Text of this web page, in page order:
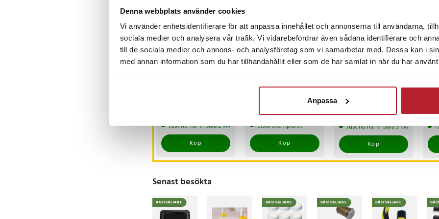
Denna webbplats använder cookies
Vi använder enhetsidentifierare för att anpassa innehållet och annonserna till användarna,
sociala medier och analysera vår trafik. Vi vidarebefordrar även sådana identifierare och
till de sociala medier och annons- och analysföretag som vi samarbetar med. Dessa kan i
med annan information som du har tillhandahållit eller som de har samlat in när du har
Anpassa
Just nu har vi bara 2 kvar av denna produkt
Köp
Korthållare
skydd Aluminium Pop-
up - Silver
Pris:139 kr
139 kr
Sista exemplaret
Köp
-47 %
Härdat privacy
Samsung Galaxy A26
5G med Anti-Spy filter
Nuvarande pris:
69 krTidigare pris:
129 kr
69 kr 129 kr
Just nu har vi bara 3 kvar av
Köp
I
Senast besökta
BÄSTSÄLJARE BÄSTSÄLJARE BÄSTSÄLJARE BÄSTSÄLJARE